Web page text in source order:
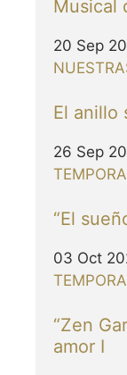
Musical
20 Sep
El anillo
26 Sep
“El
03 Oct
“Zen
amor I